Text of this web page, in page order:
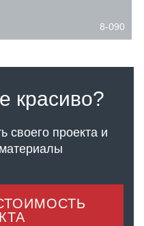
8-090
красиво?
своего проектаи